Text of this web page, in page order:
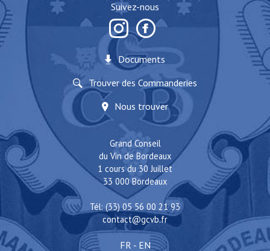
Suivez-nous
Documents
Trouver des Commanderies
Nous trouver
Grand Conseil
du Vin de Bordeaux
1 cours du 30 Juillet
33 000 Bordeaux
Tél: (33) 05 56 00 21 93
contact@gcvb.fr
FR - EN